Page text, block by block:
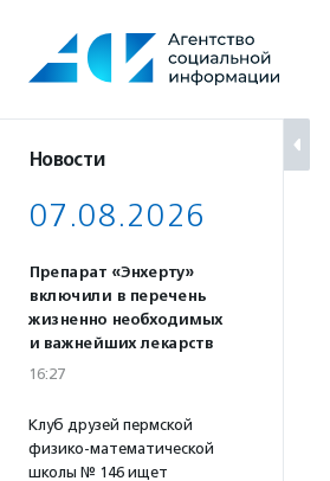
содержанию
Новости
07.08.2026
Препарат «Энхерту»
включили в перечень
жизненно необходимых
и важнейших лекарств
16:27
Клуб друзей пермской
физико-математической
школы № 146 ищет